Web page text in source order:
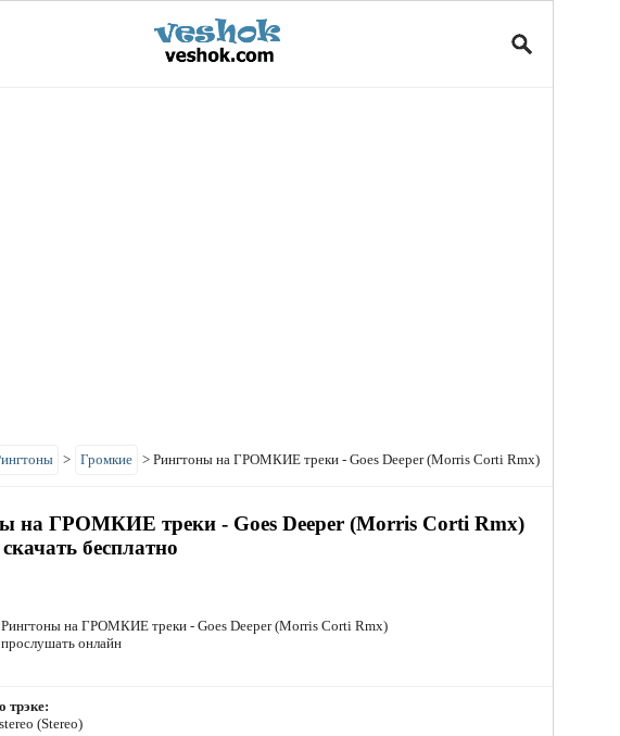
> Громкие > Рингтоны на ГРОМКИЕ треки - Goes Deeper (Morris Corti Rmx)
на ГРОМКИЕ треки - Goes Deeper (Morris Corti Rmx)
бесплатно
Рингтоны на ГРОМКИЕ треки - Goes Deeper (Morris Corti Rmx)
прослушать онлайн
трэке:
(Stereo)